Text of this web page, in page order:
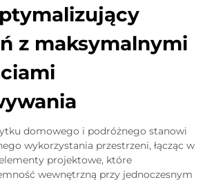
z maksymalnymi
domowego i podróżnego stanowi
wykorzystania przestrzeni, łącząc w
projektowe, które
wewnętrzną przy jednoczesnym